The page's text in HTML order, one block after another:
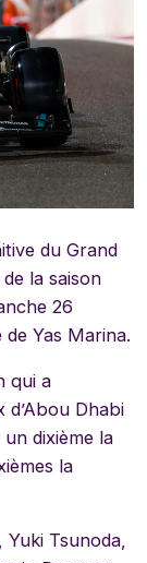
du Grand
la saison
26
Yas Marina.
qui a
Dhabi
dixième la
la
Tsunoda,